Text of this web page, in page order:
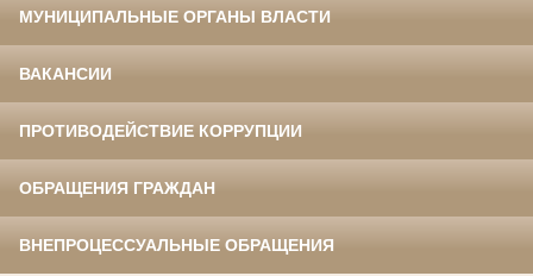
МУНИЦИПАЛЬНЫЕ ОРГАНЫ ВЛАСТИ
ВАКАНСИИ
ПРОТИВОДЕЙСТВИЕ КОРРУПЦИИ
ОБРАЩЕНИЯ ГРАЖДАН
ВНЕПРОЦЕССУАЛЬНЫЕ ОБРАЩЕНИЯ